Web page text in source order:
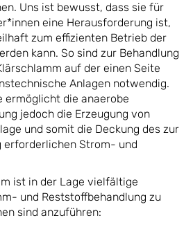
Uns ist bewusst, dass sie für
eine Herausforderung ist,
zum effizienten Betrieb der
kann. So sind zur Behandlung
auf der einen Seite
Anlagen notwendig.
ermöglicht die anaerobe
jedoch die Erzeugung von
und somit die Deckung des zur
erforderlichen Strom- und
ist in der Lage vielfältige
und Reststoffbehandlung zu
sind anzuführen: